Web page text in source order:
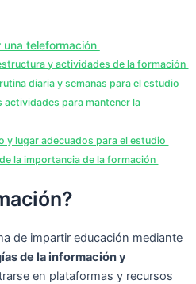
una teleformación
y actividades de la formación
diaria y semanas para el estudio
actividades para mantener la
y lugar adecuados para el estudio
la importancia de la formación
de impartir educación mediante
de la información y
en plataformas y recursos